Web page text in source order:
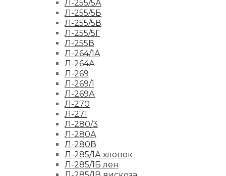
Л-255/5А
Л-255/5Б
Л-255/5В
Л-255/5Г
Л-255В
Л-264/1А
Л-264А
Л-269
Л-269/1
Л-269А
Л-270
Л-271
Л-280/3
Л-280А
Л-280В
Л-285/1А хлопок
Л-285/1Б лен